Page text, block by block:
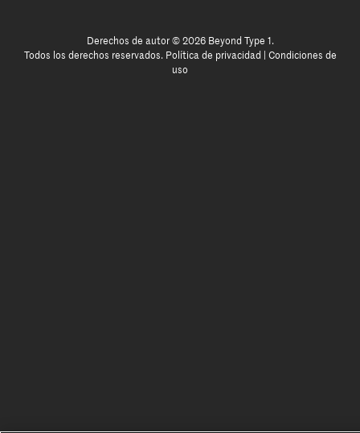
Derechos de autor © 2026 Beyond Type 1.
Todos los derechos reservados. Política de privacidad
Condiciones de
uso